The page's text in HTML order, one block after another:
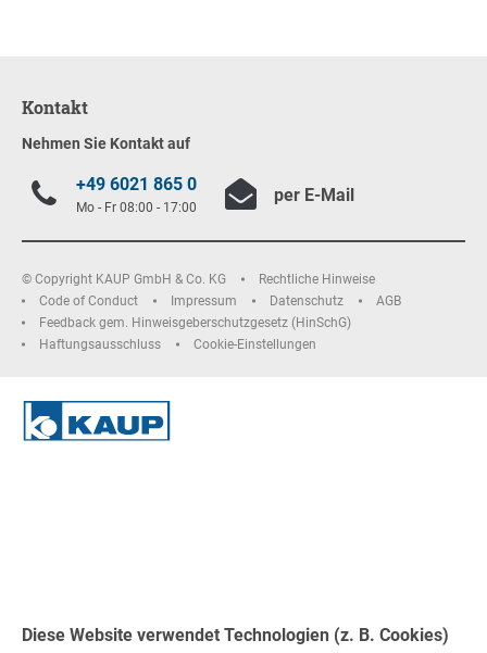
Kontakt
Nehmen Sie Kontakt auf
+49 6021 865 0
Mo - Fr 08:00 - 17:00
per E-Mail
© Copyright KAUP GmbH & Co. KG
Rechtliche Hinweise
Code of Conduct
Impressum Datenschutz
AGB
Feedback gem. Hinweisgeberschutzgesetz (HinSchG)
Haftungsausschluss
Cookie-Einstellungen
Diese Website verwendet Technologien (z. B. Cookies)